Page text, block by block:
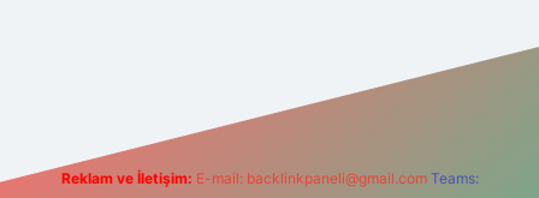
Reklam ve İletişim: E-mail: backlinkpaneli@gmail.com Teams: